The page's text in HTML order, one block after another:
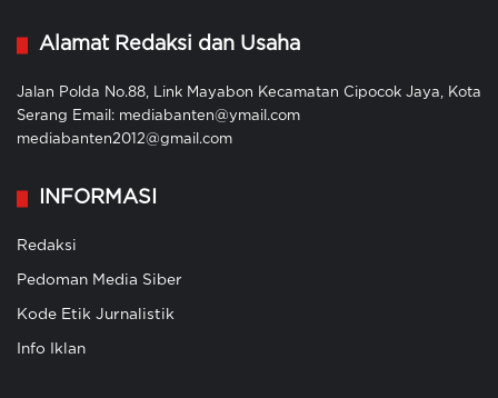
Alamat Redaksi dan Usaha
Jalan Polda No.88, Link Mayabon Kecamatan Cipocok Jaya, Kota
Serang Email: mediabanten@ymail.com
mediabanten2012@gmail.com
INFORMASI
Redaksi
Pedoman Media Siber
Kode Etik Jurnalistik
Info Iklan